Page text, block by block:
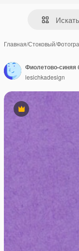
Главная/Стоковый/
Премиум
Фиолетово-синяя
lesichkadesign